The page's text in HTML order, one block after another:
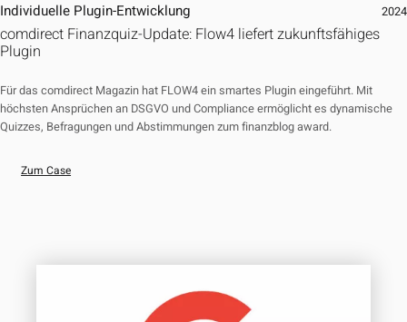
Individuelle Plugin-Entwicklung 2024
comdirect Finanzquiz-Update: Flow4 liefert zukunftsfähiges
Plugin
Für das comdirect Magazin hat FLOW4 ein smartes Plugin eingeführt. Mit
höchsten Ansprüchen an DSGVO und Compliance ermöglicht es dynamische
Quizzes, Befragungen und Abstimmungen zum finanzblog award.
Zum Case